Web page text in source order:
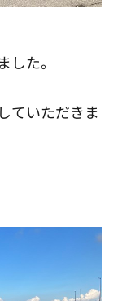
た。
ていただきま